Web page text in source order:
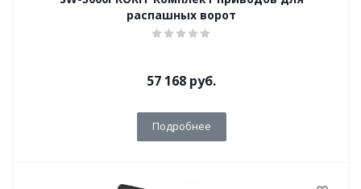
распашных ворот
57 168 руб.
Подробнее